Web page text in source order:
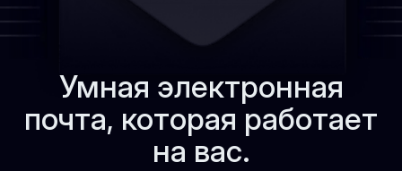
Умная электронная
почта, которая работает
на вас.